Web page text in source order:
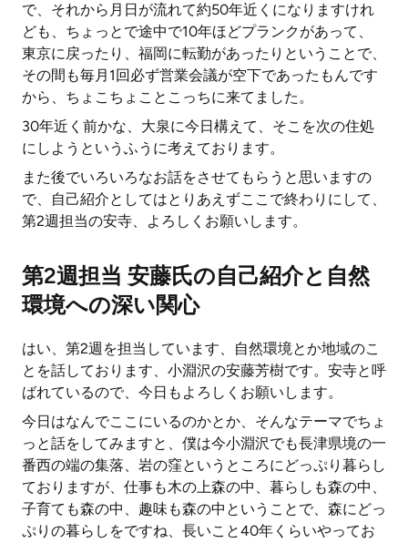
で、それから月日が流れて約50年近くになりますけれ
ども、ちょっとで途中で10年ほどプランクがあって、
東京に戻ったり、福岡に転勤があったりということで、
その間も毎月1回必ず営業会議が空下であったもんです
から、ちょこちょことこっちに来てました。
30年近く前かな、大泉に今日構えて、そこを次の住処
にしようというふうに考えております。
また後でいろいろなお話をさせてもらうと思いますの
で、自己紹介としてはとりあえずここで終わりにして、
第2週担当の安寺、よろしくお願いします。
第2週担当 安藤氏の自己紹介と自然
環境への深い関心
はい、第2週を担当しています、自然環境とか地域のこ
とを話しております、小淵沢の安藤芳樹です。安寺と呼
ばれているので、今日もよろしくお願いします。
今日はなんでここにいるのかとか、そんなテーマでちょ
っと話をしてみますと、僕は今小淵沢でも長津県境の一
番西の端の集落、岩の窪というところにどっぷり暮らし
ておりますが、仕事も木の上森の中、暮らしも森の中、
子育ても森の中、趣味も森の中ということで、森にどっ
ぷりの暮らしをですね、長いこと40年くらいやってお